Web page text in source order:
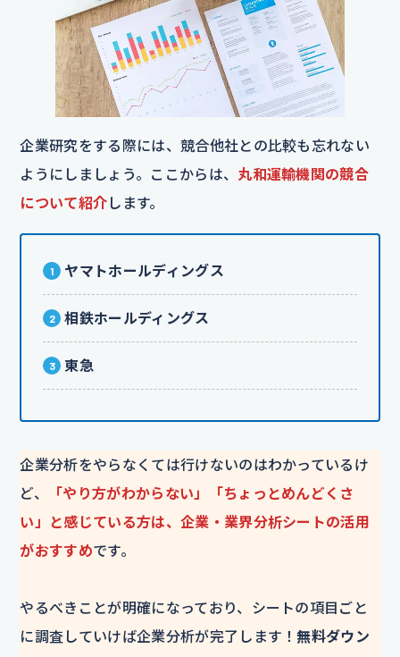
企業研究をする際には、競合他社との比較も忘れない
ようにしましょう。ここからは、 丸和運輸機関の競合
について紹介 します。
ヤマトホールディングス
相鉄ホールディングス
東急
企業分析をやらなくては行けないのはわかっているけ
ど、
「やり方がわからない」「ちょっとめんどくさ
い」と感じている方は、企業・業界分析シートの活用
がおすすめです。
やるべきことが明確になっており、シートの項目ごと
に調査していけば企業分析が完了します！無料ダウン